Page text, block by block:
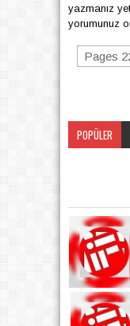
yazmanız
yorumunuz
Pages
POPÜLER